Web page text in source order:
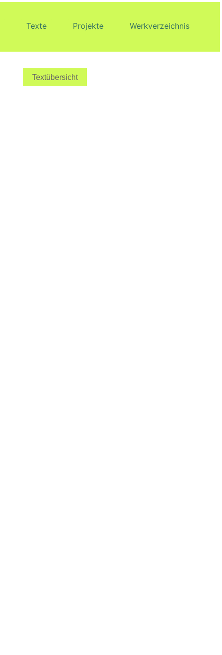
Texte Projekte Werkverzeichnis
Textübersicht